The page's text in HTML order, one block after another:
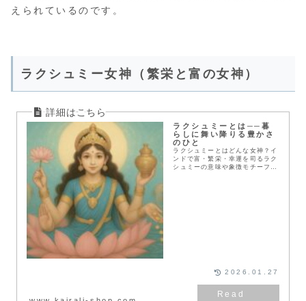
えられているのです。
ラクシュミー女神（繁栄と富の女神）
ラクシュミーとは──暮
らしに舞い降りる豊かさ
のひと
ラクシュミーとはどんな女神？イ
ンドで富・繁栄・幸運を司るラク
シュミーの意味や象徴モチーフを
2026.01.27